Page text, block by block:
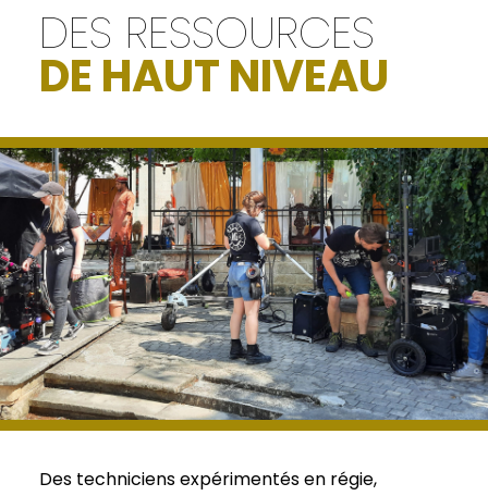
DES RESSOURCES
DE HAUT NIVEAU
Des techniciens expérimentés en régie,